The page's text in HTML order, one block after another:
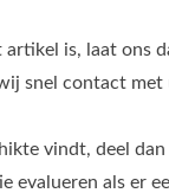
artikel is, laat ons
snel contact met
vindt, deel
evalueren als er